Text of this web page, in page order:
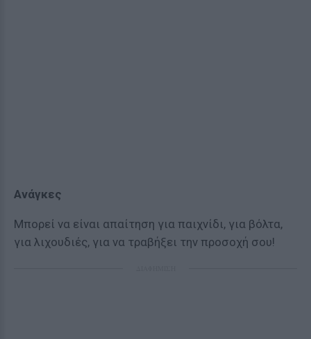
Ανάγκες
Μπορεί να είναι απαίτηση για παιχνίδι, για βόλτα,
για λιχουδιές, για να τραβήξει την προσοχή σου!